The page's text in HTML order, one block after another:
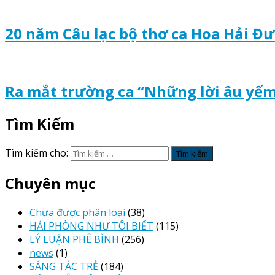
20 năm Câu lạc bộ thơ ca Hoa Hải
Ra mắt trường ca “Những lời âu
Tìm Kiếm
Tìm kiếm cho:
Chuyên mục
Chưa được phân loại (38)
HẢI PHÒNG NHƯ TÔI BIẾT (115)
LÝ LUẬN PHÊ BÌNH (256)
news (1)
SÁNG TÁC TRẺ (184)